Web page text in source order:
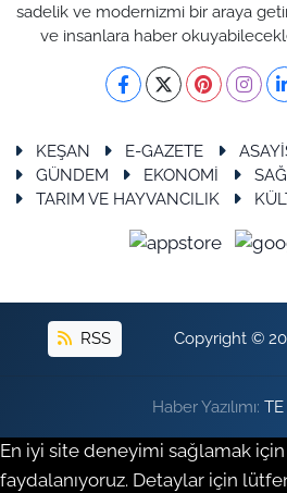
sadelik ve modernizmi bir araya
ve insanlara haber
KEŞAN E-GAZETE
GÜNDEM
EKONOMİ
TARIM VE HAYVANCILIK
RSS Copyright ©
Haber Yazılımı:
En iyi site deneyimi sağlamak
faydalanıyoruz. Detaylar için